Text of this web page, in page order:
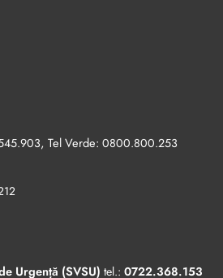
, Tel Verde: 0800.800.253
Urgență (SVSU) tel.: 0722.368.153